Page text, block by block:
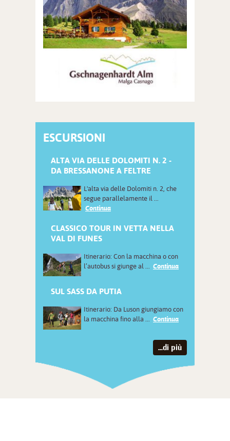
ESCURSIONI
ALTA VIA DELLE DOLOMITI N. 2 -
DA BRESSANONE A FELTRE
L'alta via delle Dolomiti n. 2, che
segue parallelamente il ...
Continua
CLASSICO TOUR IN VETTA NELLA
VAL DI FUNES
Itinerario: Con la macchina o con
l’autobus si giunge al ...
Continua
SUL SASS DA PUTIA
Itinerario: Da Luson giungiamo con
la macchina fino alla ... Continua
...di più